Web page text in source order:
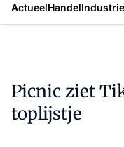
ActueelHandelIndustrie
Picnic ziet
toplijstje